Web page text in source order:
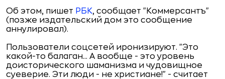
Об этом, пишет РБК, сообщает "Коммерсантъ"
(позже издательский дом это сообщение
аннулировал).
Пользователи соцсетей иронизируют. "Это
какой-то балаган... А вообще - это уровень
доисторического шаманизма и чудовищное
суеверие. Эти люди - не христиане!" - считает